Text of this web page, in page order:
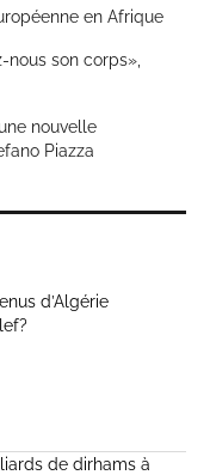
en Afrique
nous son corps»,
nouvelle
Piazza
d’Algérie
de dirhams à